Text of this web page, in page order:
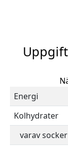
Energi
Kolhydrater
varav socker